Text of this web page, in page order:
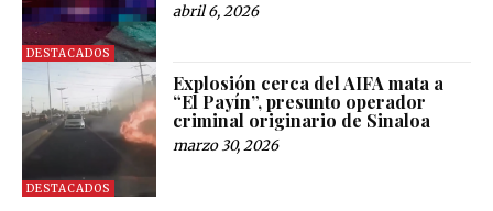
DESTACADOS
abril 6, 2026
DESTACADOS
Explosión cerca del AIFA mata a
“El Payín”, presunto operador
criminal originario de Sinaloa
marzo 30, 2026